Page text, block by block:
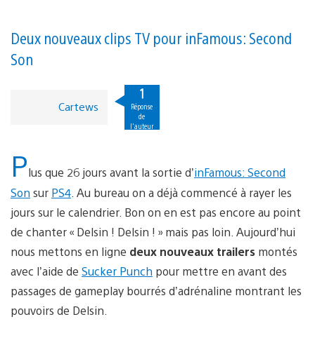
Deux nouveaux clips TV pour inFamous: Second
Son
Cartews
1
Réponse
de
l'auteur
Plus que 26 jours avant la sortie d’inFamous: Second
Son sur PS4 . Au bureau on a déjà commencé à rayer les
jours sur le calendrier. Bon on en est pas encore au point
de chanter « Delsin ! Delsin ! » mais pas loin. Aujourd’hui
nous mettons en ligne deux nouveaux trailers montés
avec l’aide de Sucker Punch pour mettre en avant des
passages de gameplay bourrés d’adrénaline montrant les
pouvoirs de Delsin.